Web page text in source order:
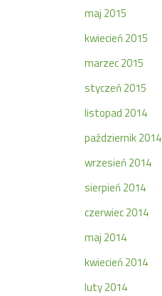
maj 2015
kwiecień 2015
marzec 2015
styczeń 2015
listopad 2014
październik 2014
wrzesień 2014
sierpień 2014
czerwiec 2014
maj 2014
kwiecień 2014
luty 2014